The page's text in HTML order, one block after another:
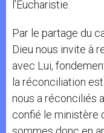
l’Eucharistie.
Par le partage du
Dieu nous invite à
avec Lui,
la réconciliation
nous a réconciliés
confié le ministère